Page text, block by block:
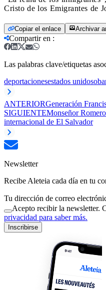
Cristo de los Emigrantes de
Copiar el enlace Archivar
Compartir en :
Las palabras clave/etiquetas
deportacionesestados unidos
ANTERIORGeneración
SIGUIENTE​Monseñor
internacional de El Salvador
Newsletter
Recibe Aleteia cada día en tu
Tu dirección de correo
Acepto recibir la newsletter.
privacidad para saber más.
Inscribirse